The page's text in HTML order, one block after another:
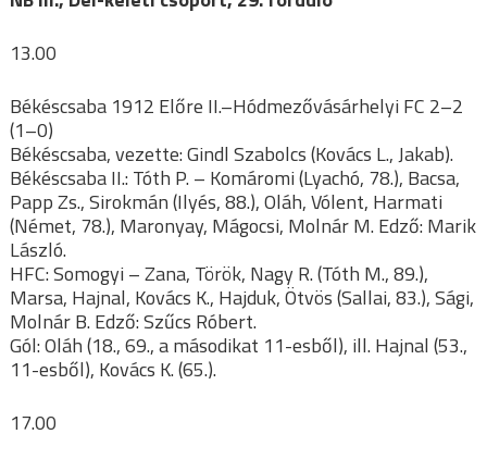
13.00
Békéscsaba 1912 Előre II.–Hódmezővásárhelyi FC 2–2
(1–0)
Békéscsaba, vezette: Gindl Szabolcs (Kovács L., Jakab).
Békéscsaba II.: Tóth P. – Komáromi (Lyachó, 78.), Bacsa,
Papp Zs., Sirokmán (Ilyés, 88.), Oláh, Vólent, Harmati
(Német, 78.), Maronyay, Mágocsi, Molnár M. Edző: Marik
László.
HFC: Somogyi – Zana, Török, Nagy R. (Tóth M., 89.),
Marsa, Hajnal, Kovács K., Hajduk, Ötvös (Sallai, 83.), Sági,
Molnár B. Edző: Szűcs Róbert.
Gól: Oláh (18., 69., a másodikat 11-esből), ill. Hajnal (53.,
11-esből), Kovács K. (65.).
17.00